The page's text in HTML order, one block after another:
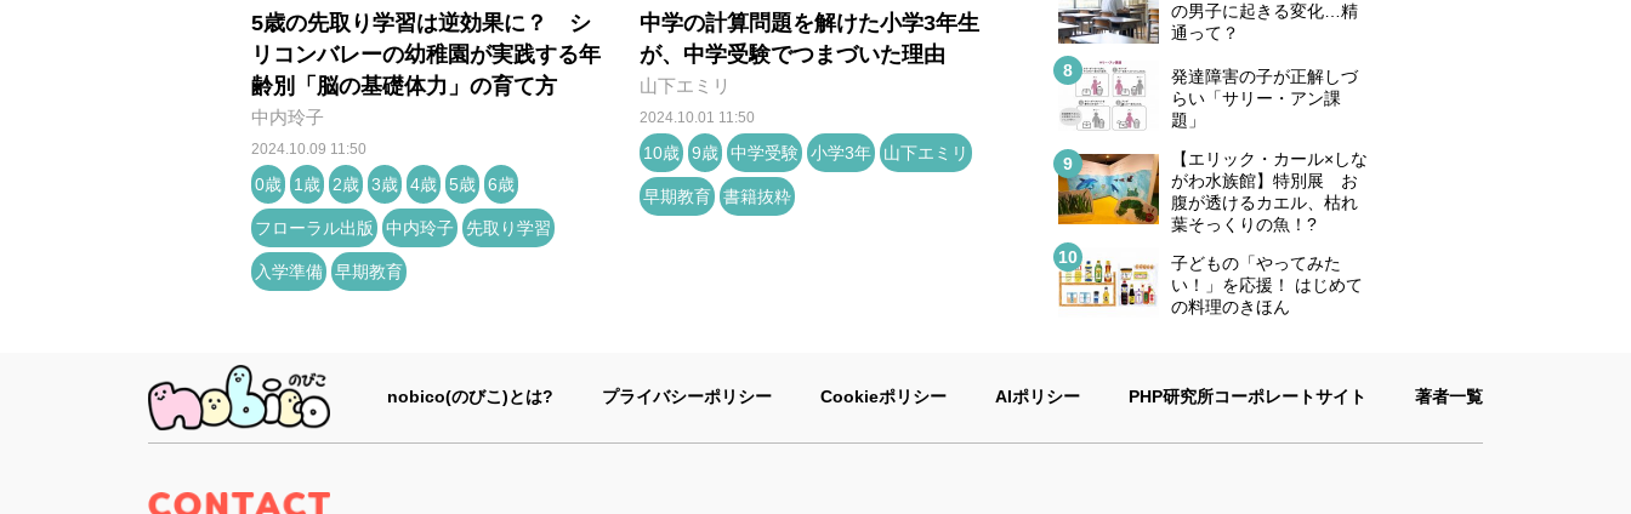
5歳の先取り学習は逆効果に？ シ
リコンバレーの幼稚園が実践する年
齢別「脳の基礎体力」の育て方
中内玲子
2024.10.09 11:50
0歳 1歳 2歳 3歳 4歳 5歳 6歳
フローラル出版 中内玲子 先取り学習
入学準備 早期教育
中学の計算問題を解けた小学3年生
が、中学受験でつまづいた理由
山下エミリ
2024.10.01 11:50
10歳 9歳 中学受験 小学3年 山下エミリ
早期教育 書籍抜粋
の男子に起きる変化…精
通って？
発達障害の子が正解しづ
らい「サリー・アン課
題」
【エリック・カール×しな
がわ水族館】特別展 お
腹が透けるカエル、枯れ
葉そっくりの魚！?
子どもの「やってみた
い！」を応援！ はじめて
の料理のきほん
nobico(のびこ)とは? プライバシーポリシー Cookieポリシー AIポリシー PHP研究所コーポレートサイト 著者一覧